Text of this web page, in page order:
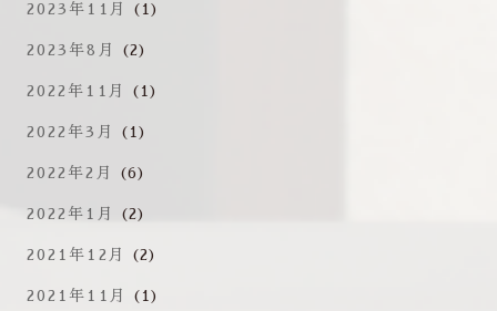
2023年11月 (1)
2023年8月 (2)
2022年11月 (1)
2022年3月 (1)
2022年2月 (6)
2022年1月 (2)
2021年12月 (2)
2021年11月 (1)